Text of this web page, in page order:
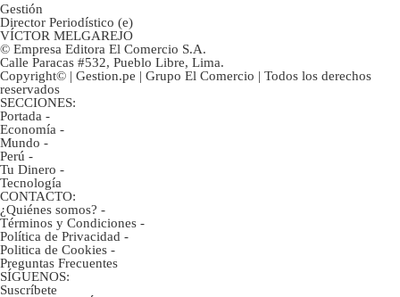
Gestión
Director Periodístico (e)
VÍCTOR MELGAREJO
© Empresa Editora El Comercio S.A.
Calle Paracas #532, Pueblo Libre, Lima.
Copyright© | Gestion.pe | Grupo El Comercio | Todos los derechos
reservados
SECCIONES:
Portada -
Economía -
Mundo -
Perú -
Tu Dinero -
Tecnología
CONTACTO:
¿Quiénes somos? -
Términos y Condiciones -
Política de Privacidad -
Politica de Cookies -
Preguntas Frecuentes
SÍGUENOS:
Suscríbete